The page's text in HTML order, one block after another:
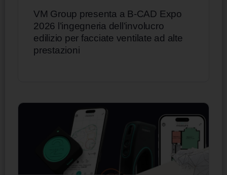
VM Group presenta a B-CAD Expo
2026 l’ingegneria dell’involucro
edilizio per facciate ventilate ad alte
prestazioni